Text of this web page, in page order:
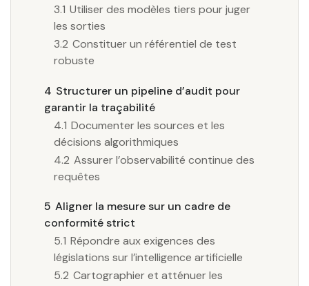
3.1 Utiliser des modèles tiers pour juger
les sorties
3.2 Constituer un référentiel de test
robuste
4 Structurer un pipeline d’audit pour
garantir la traçabilité
4.1 Documenter les sources et les
décisions algorithmiques
4.2 Assurer l’observabilité continue des
requêtes
5 Aligner la mesure sur un cadre de
conformité strict
5.1 Répondre aux exigences des
législations sur l’intelligence artificielle
5.2 Cartographier et atténuer les